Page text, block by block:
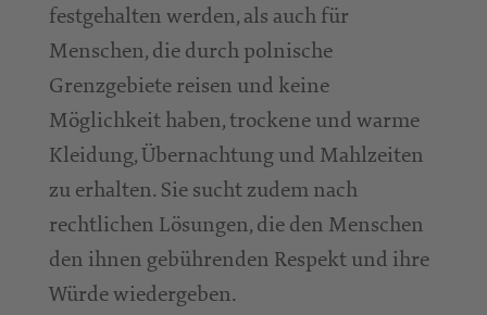
festgehalten werden, als auch für
Menschen, die durch polnische
Grenzgebiete reisen und keine
Möglichkeit haben, trockene und warme
Kleidung, Übernachtung und Mahlzeiten
zu erhalten. Sie sucht zudem nach
rechtlichen Lösungen, die den Menschen
den ihnen gebührenden Respekt und ihre
Würde wiedergeben.